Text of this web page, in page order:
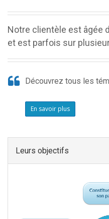
Notre clientèle est âgée
et est parfois sur
Découvrez tous les
En savoir plus
Leurs objectifs